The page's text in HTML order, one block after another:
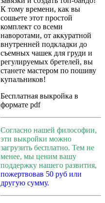
К тому времени, как вы
сошьете этот простой
комплект со всеми
наворотами, от аккуратной
внутренней подкладки до
съемных чашек для груди и
регулируемых бретелей, вы
станете мастером по пошиву
купальников!
Бесплатная выкройка в
формате pdf
Согласно нашей философии,
эти выкройки можно
загрузить бесплатно. Тем не
менее, мы ценим вашу
поддержку нашего развития,
пожертвовав 50 руб или
другую сумму.